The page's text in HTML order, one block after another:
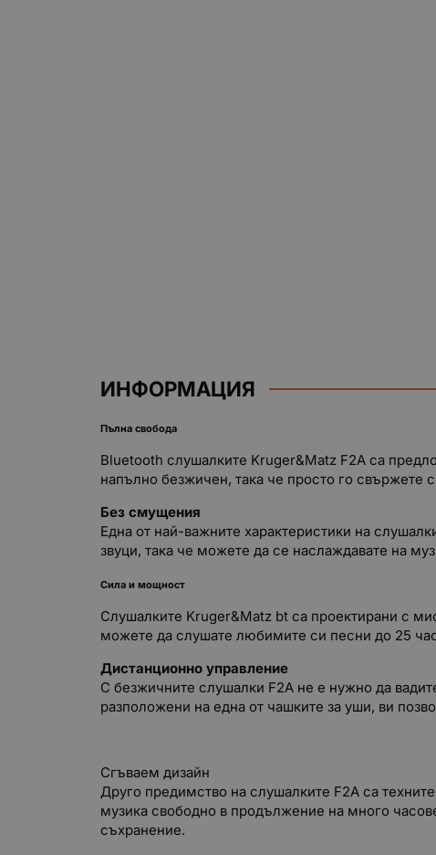
ИНФОРМАЦИЯ
Пълна свобода
Bluetooth слушалките Kruger&Matz F2A са
напълно безжичен, така че просто го свържете
Без смущения
Една от най-важните характеристики на
звуци, така че можете да се наслаждавате на
Сила и мощност
Слушалките Kruger&Matz bt са проектирани с
можете да слушате любимите си песни до 25
Дистанционно управление
С безжичните слушалки F2A не е нужно да
разположени на една от чашките за уши, ви
Сгъваем дизайн
Друго предимство на слушалките F2A са
музика свободно в продължение на много
съхранение.